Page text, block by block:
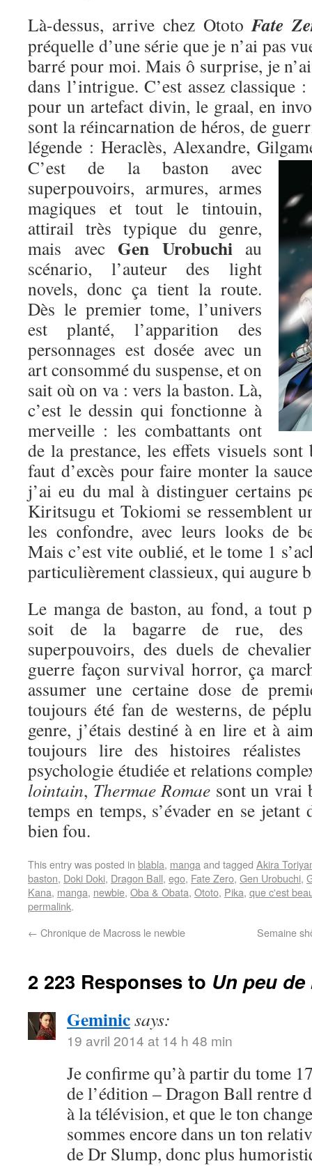
Là-dessus, arrive chez OtotoFate
préquelle d’une série que je n’ai pas
barré pour moi. Mais ô surprise, je
dans l’intrigue. C’est assez classique
pour un artefact divin, le graal, en
sont la réincarnation de héros, de
légende : Heraclès, Alexandre,
C’est de la baston avec
superpouvoirs, armures, armes
magiques et tout le tintouin,
attirail très typique du genre,
mais avec Gen Urobuchiau
scénario, l’auteur des light
novels, donc ça tient la route.
Dès le premier tome, l’univers
est planté, l’apparition des
personnages est dosée avec un
art consommé du suspense, et on
sait où on va : vers la baston. Là,
c’est le dessin qui fonctionne à
merveille : les combattants ont
de la prestance, les effets visuels sont
faut d’excès pour faire monter la
j’ai eu du mal à distinguer certains
Kiritsugu et Tokiomi se ressemblent
les confondre, avec leurs looks de
Mais c’est vite oublié, et le tome 1
particulièrement classieux, qui augure
Le manga de baston, au fond, a tout
soit de la bagarre de rue, des
superpouvoirs, des duels de
guerre façon survival horror, ça
assumer une certaine dose de
toujours été fan de westerns, de
genre, j’étais destiné à en lire et à
toujours lire des histoires
psychologie étudiée et relations
lointain, Thermae Romae sont un vrai
temps en temps, s’évader en se jetant
bien fou.
This entry was posted in blabla, manga and tagged Akira
baston, Doki Doki, Dragon Ball, ego, Fate Zero, Gen Urobuchi,
Kana, manga, newbie, Oba & Obata, Ototo, Pika, que c'est
permalink.
← Chronique de Macross le newbie Semaine
2 223 Responses to Un peu
Geminicsays:
19 avril 2014 at 14 h 48 min
Je confirme qu’à partir du tome
de l’édition – Dragon Ball rentre
à la télévision, et que le ton
sommes encore dans un ton
de Dr Slump, donc plus